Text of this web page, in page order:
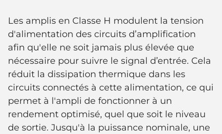
Les amplis en Classe H modulent la tension
d'alimentation des circuits d’amplification
afin qu'elle ne soit jamais plus élevée que
nécessaire pour suivre le signal d’entrée. Cela
réduit la dissipation thermique dans les
circuits connectés à cette alimentation, ce qui
permet à l'ampli de fonctionner à un
rendement optimisé, quel que soit le niveau
de sortie. Jusqu'à la puissance nominale, une